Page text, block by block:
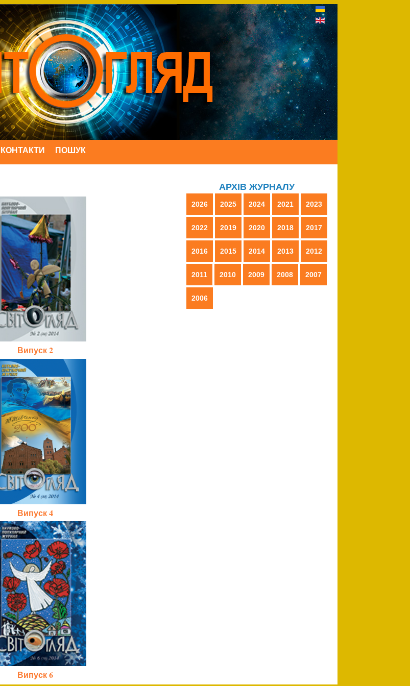
КОНТАКТИ ПОШУК
Випуск 2
Випуск 4
Випуск 6
АРХІВ ЖУРНАЛУ
2026 2025 2024 2021 2023
2022 2019 2020 2018 2017
2016 2015 2014 2013 2012
2011 2010 2009 2008 2007
2006